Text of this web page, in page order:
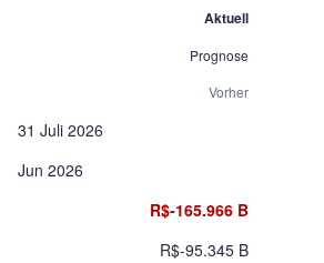
Aktuell
Prognose
Vorher
31 Juli 2026
Jun 2026
R$-165.966 B
R$-95.345 B